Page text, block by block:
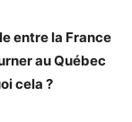
entre la France
au Québec
cela ?